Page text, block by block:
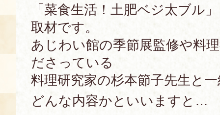
アクセス
FAQ
募集中の教室
キャンセル・ご変更
食の海援隊・陸援隊 会員限定
展示室
展示室のご紹介
お土産コーナー
レンタル
「菜食生活！土肥ベジ太ブル
取材です。
あじわい館の季節展監修や料
ださっている
料理研究家の杉本節子先生と
どんな内容かといいますと…